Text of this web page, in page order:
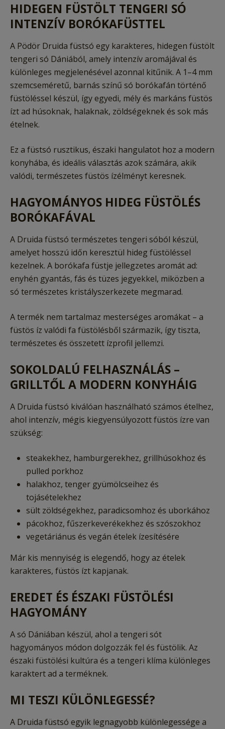
HIDEGEN FÜSTÖLT TENGERI SÓ
INTENZÍV BORÓKAFÜSTTEL
A Pödör Druida füstsó egy karakteres, hidegen füstölt
tengeri só Dániából, amely intenzív aromájával és
különleges megjelenésével azonnal kitűnik. A 1–4 mm
szemcseméretű, barnás színű só borókafán történő
füstöléssel készül, így egyedi, mély és markáns füstös
ízt ad húsoknak, halaknak, zöldségeknek és sok más
ételnek.
Ez a füstsó rusztikus, északi hangulatot hoz a modern
konyhába, és ideális választás azok számára, akik
valódi, természetes füstös ízélményt keresnek.
HAGYOMÁNYOS HIDEG FÜSTÖLÉS
BORÓKAFÁVAL
A Druida füstsó természetes tengeri sóból készül,
amelyet hosszú időn keresztül hideg füstöléssel
kezelnek. A borókafa füstje jellegzetes aromát ad:
enyhén gyantás, fás és tüzes jegyekkel, miközben a
só természetes kristályszerkezete megmarad.
A termék nem tartalmaz mesterséges aromákat – a
füstös íz valódi fa füstölésből származik, így tiszta,
természetes és összetett ízprofil jellemzi.
SOKOLDALÚ FELHASZNÁLÁS –
GRILLTŐL A MODERN KONYHÁIG
A Druida füstsó kiválóan használható számos ételhez,
ahol intenzív, mégis kiegyensúlyozott füstös ízre van
szükség:
steakekhez, hamburgerekhez, grillhúsokhoz és
pulled porkhoz
halakhoz, tenger gyümölcseihez és
tojásételekhez
sült zöldségekhez, paradicsomhoz és uborkához
pácokhoz, fűszerkeverékekhez és szószokhoz
vegetáriánus és vegán ételek ízesítésére
Már kis mennyiség is elegendő, hogy az ételek
karakteres, füstös ízt kapjanak.
EREDET ÉS ÉSZAKI FÜSTÖLÉSI
HAGYOMÁNY
A só Dániában készül, ahol a tengeri sót
hagyományos módon dolgozzák fel és füstölik. Az
északi füstölési kultúra és a tengeri klíma különleges
karaktert ad a terméknek.
MI TESZI KÜLÖNLEGESSÉ?
A Druida füstsó egyik legnagyobb különlegessége a